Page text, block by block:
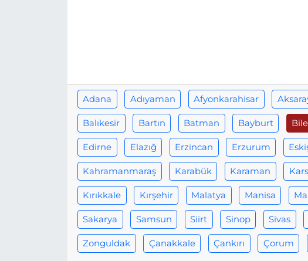
Adana Adıyaman Afyonkarahisar
Balıkesir Bartın Batman Bayburt
Edirne Elazığ Erzincan Erzurum
Kahramanmaraş Karabük Karaman Kars
Kırıkkale Kırşehir Malatya Manisa
Sakarya Samsun Siirt Sinop Sivas
Zonguldak Çanakkale Çankırı Çorum